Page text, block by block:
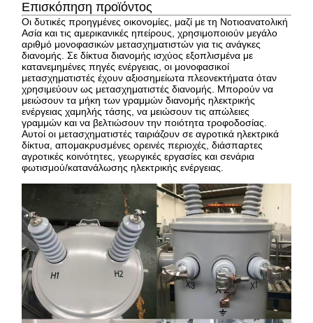
Επισκόπηση προϊόντος
Οι δυτικές προηγμένες οικονομίες, μαζί με τη Νοτιοανατολική
Ασία και τις αμερικανικές ηπείρους, χρησιμοποιούν μεγάλο
αριθμό μονοφασικών μετασχηματιστών για τις ανάγκες
διανομής. Σε δίκτυα διανομής ισχύος εξοπλισμένα με
κατανεμημένες πηγές ενέργειας, οι μονοφασικοί
μετασχηματιστές έχουν αξιοσημείωτα πλεονεκτήματα όταν
χρησιμεύουν ως μετασχηματιστές διανομής. Μπορούν να
μειώσουν τα μήκη των γραμμών διανομής ηλεκτρικής
ενέργειας χαμηλής τάσης, να μειώσουν τις απώλειες
γραμμών και να βελτιώσουν την ποιότητα τροφοδοσίας.
Αυτοί οι μετασχηματιστές ταιριάζουν σε αγροτικά ηλεκτρικά
δίκτυα, απομακρυσμένες ορεινές περιοχές, διάσπαρτες
αγροτικές κοινότητες, γεωργικές εργασίες και σενάρια
φωτισμού/κατανάλωσης ηλεκτρικής ενέργειας.